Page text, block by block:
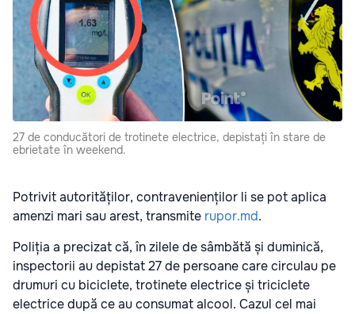
27 de conducători de trotinete electrice, depistați în stare de
ebrietate în weekend.
Potrivit autorităților, contravenienților li se pot aplica
amenzi mari sau arest, transmite rupor.md.
Poliția a precizat că, în zilele de sâmbătă și duminică,
inspectorii au depistat 27 de persoane care circulau pe
drumuri cu biciclete, trotinete electrice și triciclete
electrice după ce au consumat alcool. Cazul cel mai